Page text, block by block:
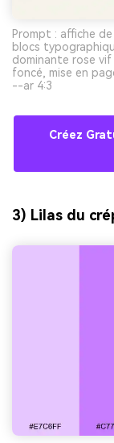
Prompt : affiche
blocs
dominante rose
foncé, mise en
--ar 4:3
Créez
3) Lilas du